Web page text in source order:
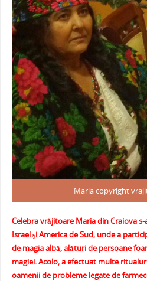
b
o
k
st A
p
p
Maria copyright
Celebra vrăjitoare Maria din Craiova
Israel şi America de Sud, unde a
de magia albă, alături de persoane
magiei. Acolo, a efectuat multe
oamenii de probleme legate de